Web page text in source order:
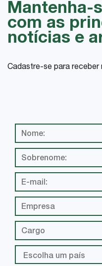
Mantenha-
com as
notícias e
Cadastre-se para receber